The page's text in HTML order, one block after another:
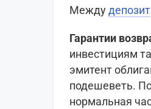
Междудепозит
Гарантии
инвестициям
эмитент
подешеветь.
нормальная